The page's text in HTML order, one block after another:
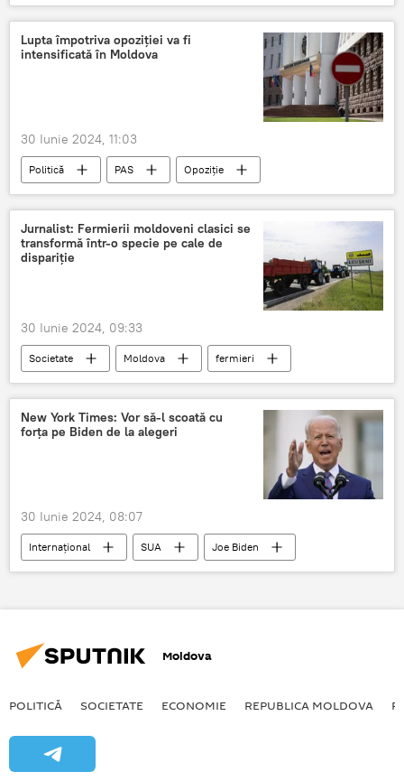
Germania
Lupta împotriva opoziţiei va fi
intensificată în Moldova
30 Iunie 2024, 11:03
Politică PAS
Opoziție
dictatură
Jurnalist: Fermierii moldoveni clasici se
transformă într-o specie pe cale de
dispariție
30 Iunie 2024, 09:33
Societate Moldova fermieri
New York Times: Vor să-l scoată cu
forța pe Biden de la alegeri
30 Iunie 2024, 08:07
Internațional SUA
Joe Biden
Donald Trump
Alegeri
Moldova
POLITICĂ SOCIETATE ECONOMIE REPUBLICA MOLDOVA